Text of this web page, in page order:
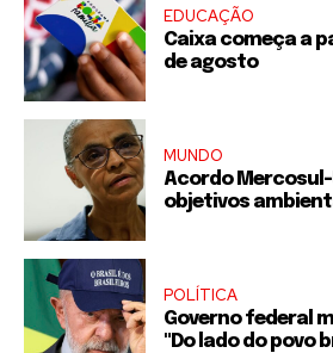
EDUCAÇÃO
Caixa começa a
de agosto
MUNDO
Acordo Mercosul-
objetivos
POLÍTICA
Governo federal
"Do lado do povo